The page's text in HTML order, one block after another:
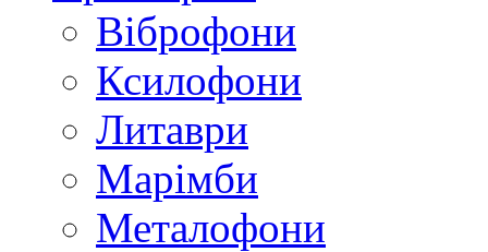
Віброфони
Ксилофони
Литаври
Марімби
Металофони